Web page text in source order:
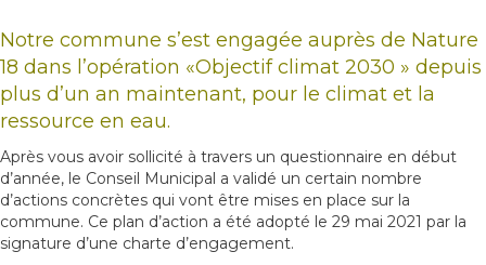
Notre commune s’est engagée auprès de Nature
18 dans l’opération «Objectif climat 2030 » depuis
plus d’un an maintenant, pour le climat et la
ressource en eau.
Après vous avoir sollicité à travers un questionnaire en début
d’année, le Conseil Municipal a validé un certain nombre
d’actions concrètes qui vont être mises en place sur la
commune. Ce plan d’action a été adopté le 29 mai 2021 par la
signature d’une charte d’engagement.